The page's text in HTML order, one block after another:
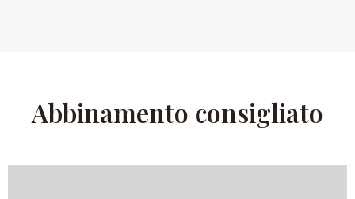
Abbinamento consigliato